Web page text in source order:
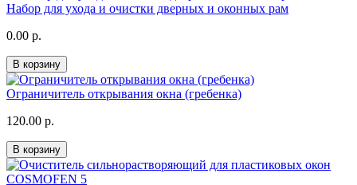
Набор для ухода и очистки дверных и оконных рам
0.00 р.
В корзину
Ограничитель открывания окна (гребенка)
120.00 р.
В корзину